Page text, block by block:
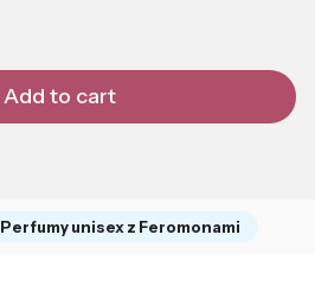
Add to cart
Perfumy unisex z Feromonami